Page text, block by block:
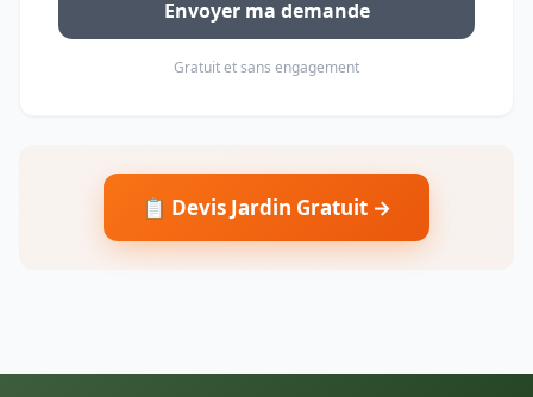
Envoyer ma demande
Gratuit et sans engagement
📋 Devis Jardin Gratuit →